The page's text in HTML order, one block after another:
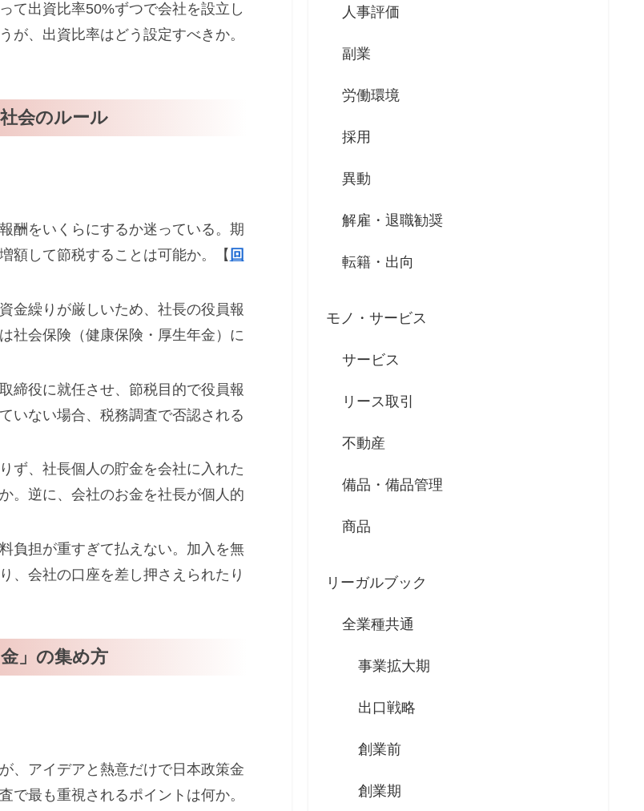
て出資比率50%ずつで会社を設立し
が、出資比率はどう設定すべきか。
会のルール
酬をいくらにするか迷っている。期
額して節税することは可能か。【 回
金繰りが厳しいため、社長の役員報
社会保険（健康保険・厚生年金）に
締役に就任させ、節税目的で役員報
いない場合、税務調査で否認される
ず、社長個人の貯金を会社に入れた
。逆に、会社のお金を社長が個人的
負担が重すぎて払えない。加入を無
、会社の口座を差し押さえられたり
」の集め方
、アイデアと熱意だけで日本政策金
で最も重視されるポイントは何か。
人事評価
副業
労働環境
採用
異動
解雇・退職勧奨
転籍・出向
モノ・サービス
サービス
リース取引
不動産
備品・備品管理
商品
リーガルブック
全業種共通
事業拡大期
出口戦略
創業前
創業期